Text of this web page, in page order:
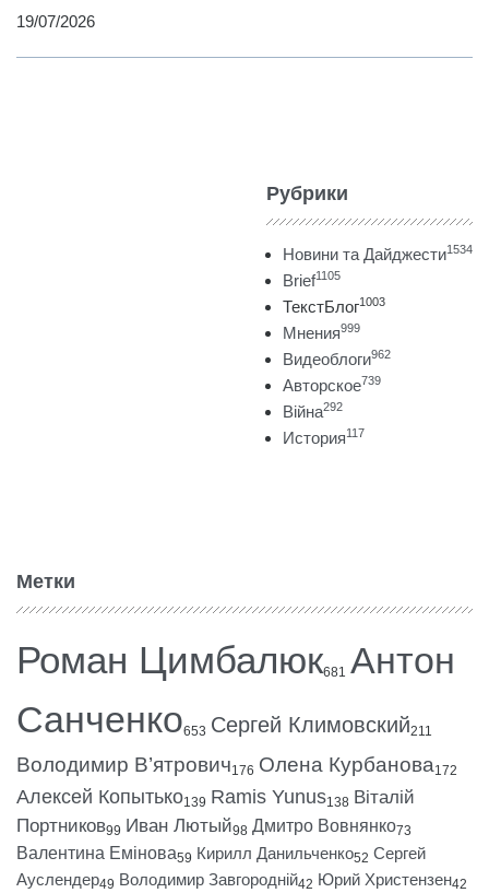
19/07/2026
Рубрики
Новини та Дайджести1534
Brief1105
ТекстБлог1003
Мнения999
Видеоблоги962
Авторское739
Війна292
История117
Метки
Роман Цимбалюк681 Антон
Санченко653 Сергей Климовский211
Володимир В’ятрович176 Олена Курбанова172
Алексей Копытько139 Ramis Yunus138 Віталій
Портников99 Иван Лютый98 Дмитро Вовнянко73
Валентина Емінова59 Кирилл Данильченко52 Сергей
Ауслендер49 Володимир Завгородній42 Юрий Христензен42